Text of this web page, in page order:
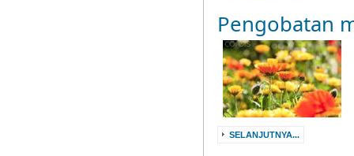
Pengobatan
SELANJUTNYA...